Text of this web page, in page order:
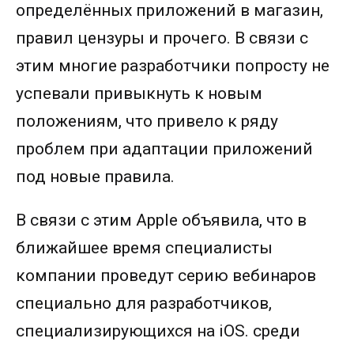
определённых приложений в магазин,
правил цензуры и прочего. В связи с
этим многие разработчики попросту не
успевали привыкнуть к новым
положениям, что привело к ряду
проблем при адаптации приложений
под новые правила.
В связи с этим Apple объявила, что в
ближайшее время специалисты
компании проведут серию вебинаров
специально для разработчиков,
специализирующихся на iOS. среди